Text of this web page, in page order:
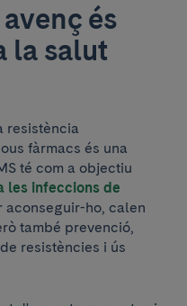
és
la salut
resistència
fàrmacs és una
té com a objectiu
les infeccions de
aconseguir-ho, calen
també prevenció,
resistències i ús